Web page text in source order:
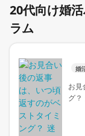
20代向け婚
ラム
婚
お見
グ？